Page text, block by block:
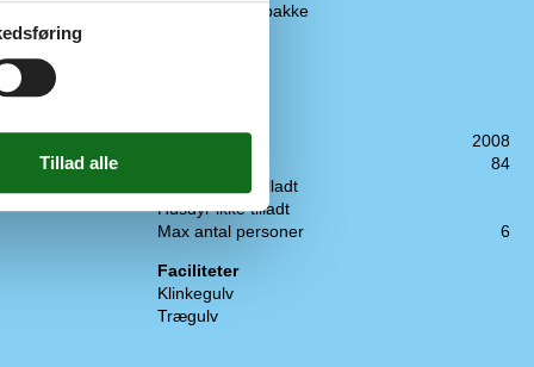
2 km
Inklusiv linnedpakke
2008
84
Rygning ikke tilladt
Husdyr ikke tilladt
Max antal personer
6
Faciliteter
Klinkegulv
Trægulv